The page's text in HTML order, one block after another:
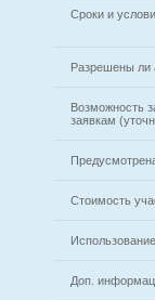
Сроки и
Разрешены ли
Возможность
заявкам
Стоимость
Доп.